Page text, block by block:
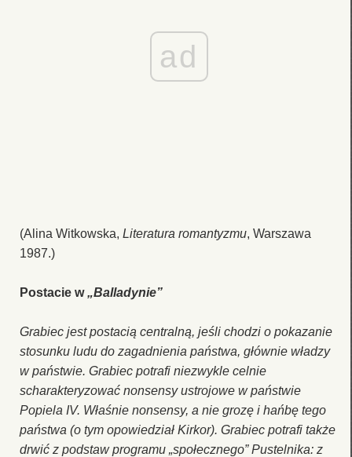
ad
(Alina Witkowska, Literatura romantyzmu, Warszawa
1987.)
Postacie w„Balladynie”
Grabiec jest postacią centralną, jeśli chodzi o pokazanie
stosunku ludu do zagadnienia państwa, głównie władzy
w państwie. Grabiec potrafi niezwykle celnie
scharakteryzować nonsensy ustrojowe w państwie
Popiela IV. Właśnie nonsensy, a nie grozę i hańbę tego
państwa (o tym opowiedział Kirkor). Grabiec potrafi także
drwić z podstaw programu „społecznego” Pustelnika: z